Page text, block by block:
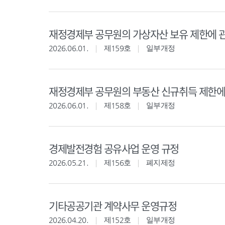
재정경제부 공무원의 가상자산 보유 제한에
2026.06.01. 제159호 일부개정
재정경제부 공무원의 부동산 신규취득 제한
2026.06.01. 제158호 일부개정
경제발전경험 공유사업 운영 규정
2026.05.21. 제156호 폐지제정
기타공공기관 계약사무 운영규정
2026.04.20. 제152호 일부개정